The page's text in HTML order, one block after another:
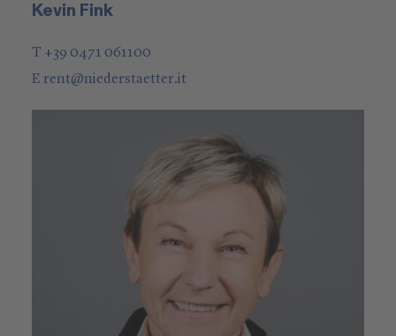
Kevin Fink
T +39 0471 061100
E rent@niederstaetter.it